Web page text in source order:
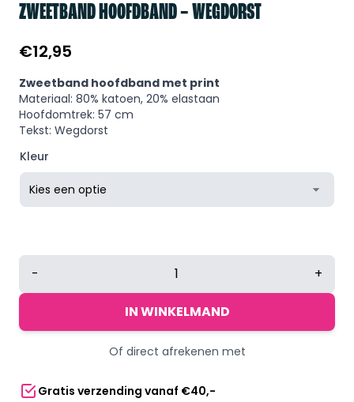
ZWEETBAND HOOFDBAND – WEGDORST
€12,95
Zweetband hoofdband met print
Materiaal: 80% katoen, 20% elastaan
Hoofdomtrek: 57 cm
Tekst: Wegdorst
Kleur
Zweetband
-
- +
IN WINKELMAND
Of direct afrekenen met
Gratis verzending vanaf €40,-